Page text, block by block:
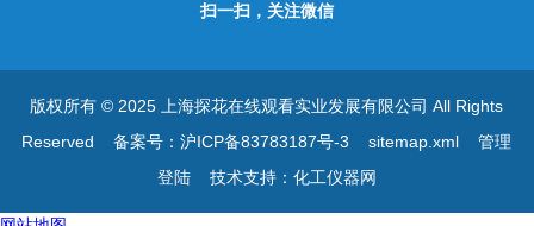
扫一扫，关注微信
版权所有 © 2025 上海探花在线观看实业发展有限公司 All Rights
Reserved备案号：沪ICP备83783187号-3 sitemap.xml
管理
登陆技术支持： 化工仪器网